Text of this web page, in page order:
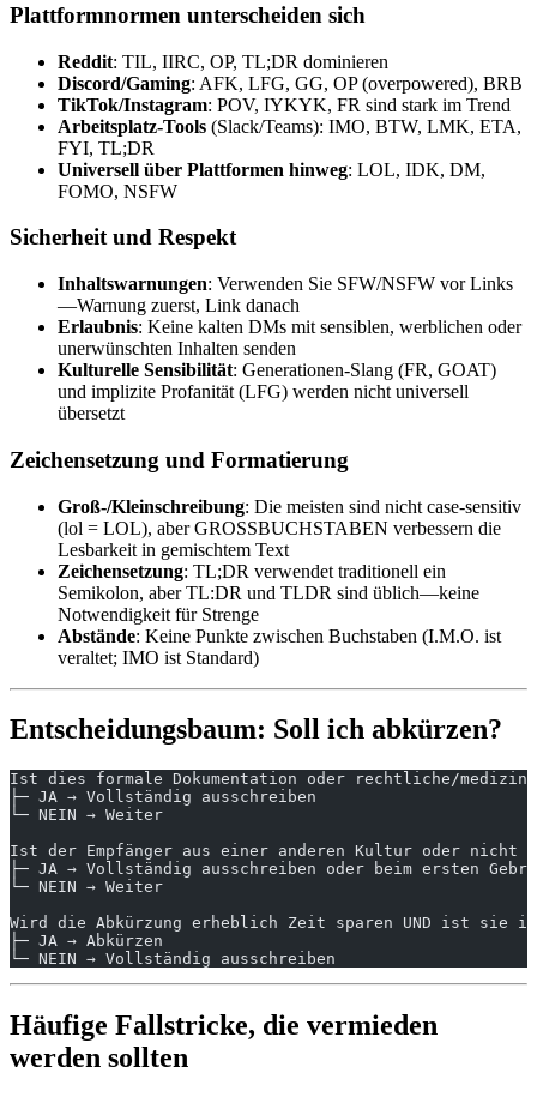
Plattformnormen unterscheiden sich
Reddit: TIL, IIRC, OP, TL;DR dominieren
Discord/Gaming: AFK, LFG, GG, OP (overpowered), BRB
TikTok/Instagram: POV, IYKYK, FR sind stark im Trend
Arbeitsplatz-Tools (Slack/Teams): IMO, BTW, LMK, ETA,
FYI, TL;DR
Universell über Plattformen hinweg: LOL, IDK, DM,
FOMO, NSFW
Sicherheit und Respekt
Inhaltswarnungen: Verwenden Sie SFW/NSFW vor Links
—Warnung zuerst, Link danach
Erlaubnis: Keine kalten DMs mit sensiblen, werblichen oder
unerwünschten Inhalten senden
Kulturelle Sensibilität: Generationen-Slang (FR, GOAT)
und implizite Profanität (LFG) werden nicht universell
übersetzt
Zeichensetzung und Formatierung
Groß-/Kleinschreibung: Die meisten sind nicht case-sensitiv
(lol = LOL), aber GROSSBUCHSTABEN verbessern die
Lesbarkeit in gemischtem Text
Zeichensetzung: TL;DR verwendet traditionell ein
Semikolon, aber TL:DR und TLDR sind üblich—keine
Notwendigkeit für Strenge
Abstände: Keine Punkte zwischen Buchstaben (I.M.O. ist
veraltet; IMO ist Standard)
Entscheidungsbaum: Soll ich abkürzen?
Ist dies formale Dokumentation oder rechtliche/
├─ JA → Vollständig ausschreiben
└─ NEIN → Weiter
Ist der Empfänger aus einer anderen Kultur oder nicht
├─ JA → Vollständig ausschreiben oder beim ersten
└─ NEIN → Weiter
Wird die Abkürzung erheblich Zeit sparen UND ist sie
├─ JA → Abkürzen
└─ NEIN → Vollständig ausschreiben
Häufige Fallstricke, die vermieden
werden sollten